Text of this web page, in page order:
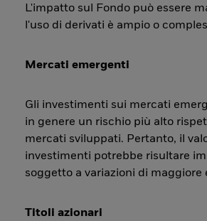
L'impatto sul Fondo può essere
l'uso di derivati è ampio o
Mercati emergenti
Gli investimenti sui mercati
in genere un rischio più alto
mercati sviluppati. Pertanto, il
investimenti potrebbe risultare
soggetto a variazioni di maggiore
Titoli azionari